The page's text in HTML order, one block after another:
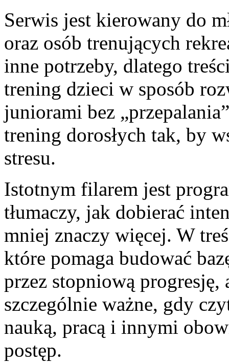
Serwis jest kierowany do
oraz osób trenujących
inne potrzeby, dlatego
trening dzieci w sposób
juniorami bez
trening dorosłych tak, by
stresu.
Istotnym filarem jest
tłumaczy, jak dobierać
mniej znaczy więcej. W
które pomaga budować
przez stopniową
szczególnie ważne, gdy
nauką, pracą i innymi
postęp.